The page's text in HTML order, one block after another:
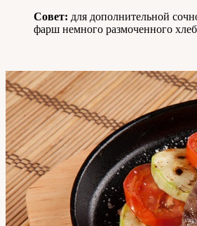
Совет: для дополнительной
фарш немного размоченного